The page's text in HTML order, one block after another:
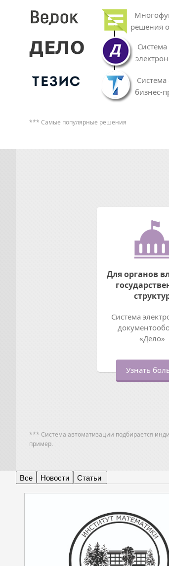
решения
бизнес-
*** Самые популярные решения
Для органов
Система
«Дело»
Узнать
*** Система автоматизации подбирается
пример.